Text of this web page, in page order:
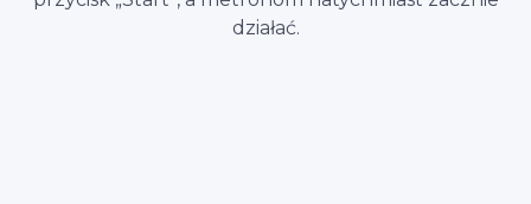
działać.